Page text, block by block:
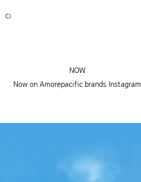
CI
NOW
Now on Amorepacific brands Instagram